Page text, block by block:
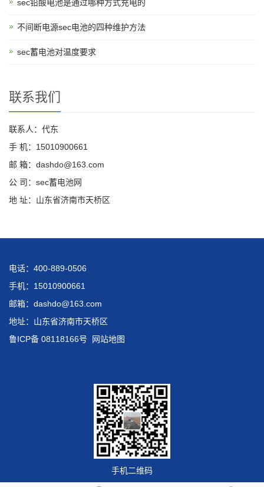
sec铅酸电池是通过哪种方式充电的
不间断电源sec电池的四种维护方法
sec蓄电池对温度要求
联系我们
联系人：代东
手 机：15010900661
邮 箱：dashdo@163.com
公 司：sec蓄电池网
地 址：山东省济南市天桥区
电话：400-889-0506
手机：15010900661
邮箱：dashdo@163.com
地址：山东省济南市天桥区
鲁ICP备 08118166号
网站地图
手机二维码